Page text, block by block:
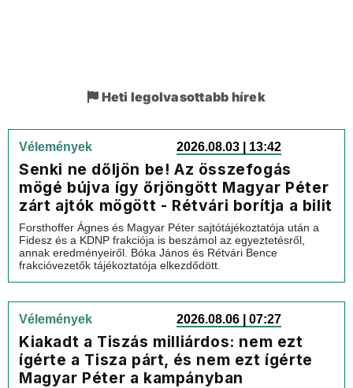
Heti legolvasottabb hírek
Vélemények 2026.08.03 | 13:42
Senki ne dőljön be! Az összefogás
mögé bújva így őrjöngött Magyar Péter
zárt ajtók mögött - Rétvári borítja a bilit
Forsthoffer Ágnes és Magyar Péter sajtótájékoztatója után a
Fidesz és a KDNP frakciója is beszámol az egyeztetésről,
annak eredményeiről. Bóka János és Rétvári Bence
frakcióvezetők tájékoztatója elkezdődött.
Vélemények 2026.08.06 | 07:27
Kiakadt a Tiszás milliárdos: nem ezt
ígérte a Tisza párt, és nem ezt ígérte
Magyar Péter a kampányban